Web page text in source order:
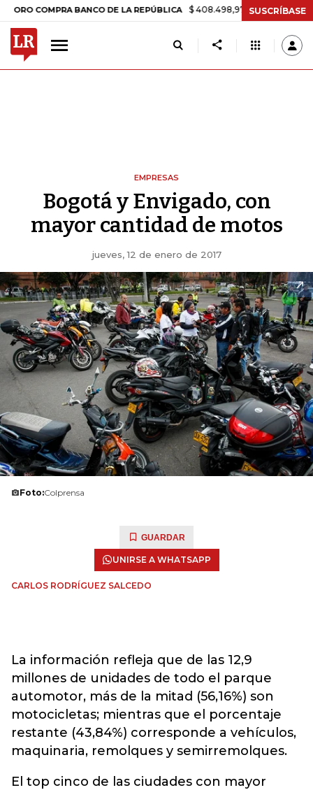
BANCO DE LA REPÚBLICA $ 408.498,97 +$ 8.753,81 +2,19%
SUSCRÍBASE
EMPRESAS
Bogotá y Envigado, con
mayor cantidad de motos
jueves, 12 de enero de 2017
Foto:Colprensa
GUARDAR
UNIRSE A WHATSAPP
CARLOS RODRÍGUEZ SALCEDO
La información refleja que de las 12,9
millones de unidades de todo el parque
automotor, más de la mitad (56,16%) son
motocicletas; mientras que el porcentaje
restante (43,84%) corresponde a vehículos,
maquinaria, remolques y semirremolques.
El top cinco de las ciudades con mayor